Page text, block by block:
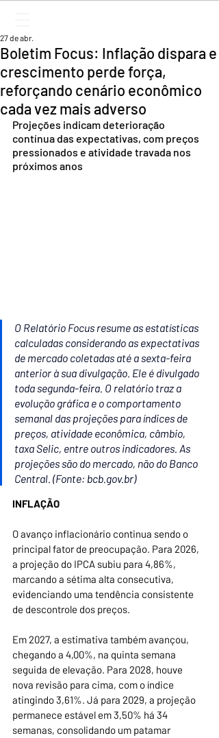
Boletim Focus: Inflação dispara e
crescimento perde força,
reforçando cenário econômico
cada vez mais adverso
27 de abr.
Projeções indicam deterioração
contínua das expectativas, com preços
pressionados e atividade travada nos
próximos anos
O Relatório Focus resume as estatísticas
calculadas considerando as expectativas
de mercado coletadas até a sexta-feira
anterior à sua divulgação. Ele é divulgado
toda segunda-feira. O relatório traz a
evolução gráfica e o comportamento
semanal das projeções para índices de
preços, atividade econômica, câmbio,
taxa Selic, entre outros indicadores. As
projeções são do mercado, não do Banco
Central. (Fonte: bcb.gov.br)
INFLAÇÃO
O avanço inflacionário continua sendo o
principal fator de preocupação. Para 2026,
a projeção do IPCA subiu para 4,86%,
marcando a sétima alta consecutiva,
evidenciando uma tendência consistente
de descontrole dos preços.
Em 2027, a estimativa também avançou,
chegando a 4,00%, na quinta semana
seguida de elevação. Para 2028, houve
nova revisão para cima, com o índice
atingindo 3,61%. Já para 2029, a projeção
permanece estável em 3,50% há 34
semanas, consolidando um patamar